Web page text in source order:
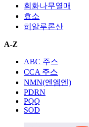
회화나무열매
효소
히알루론산
A-Z
ABC 주스
CCA 주스
NMN(엔엠엔)
PDRN
PQQ
SOD